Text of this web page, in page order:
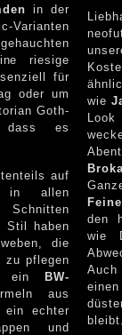
in der
Varianten
für
oder um
Goth-
auf
in allen
Stil haben
die
zu pflegen
einBW-
echter
und
wie
wecken diesen
den
wie
Auch
bleibt.